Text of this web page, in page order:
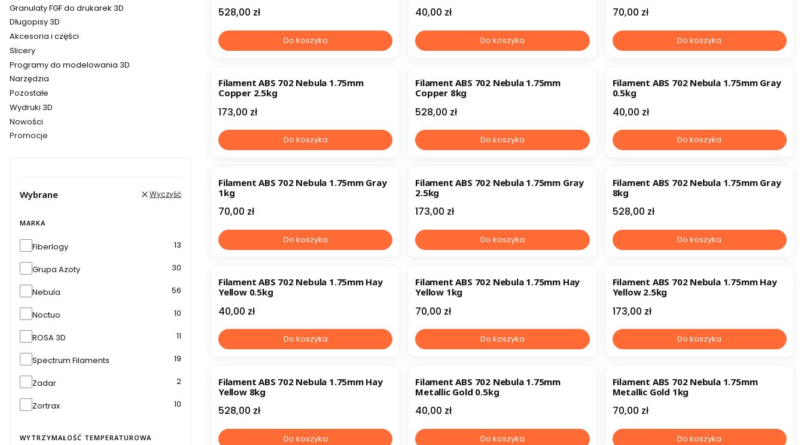
Granulaty FGF do drukarek 3D
Długopisy 3D
Akcesoria i części
Slicery
Programy do modelowania 3D
Narzędzia
Pozostałe
Wydruki 3D
Nowości
Promocje
Wybrane Wyczyść
MARKA
Marka
Fiberlogy 13
Grupa Azoty 30
Nebula 56
Noctuo 10
ROSA 3D 11
Spectrum Filaments 19
Zadar 2
Zortrax 10
WYTRZYMAŁOŚĆ TEMPERATUROWA
Cena
528,00 zł
Do koszyka
Cena
40,00 zł
Do koszyka
Cena
70,00 zł
Do koszyka
Filament ABS 702 Nebula 1.75mm
Copper 2.5kg
Cena
173,00 zł
Do koszyka
Filament ABS 702 Nebula 1.75mm
Copper 8kg
Cena
528,00 zł
Do koszyka
Filament ABS 702 Nebula 1.75mm Gray
0.5kg
Cena
40,00 zł
Do koszyka
Filament ABS 702 Nebula 1.75mm Gray
1kg
Cena
70,00 zł
Do koszyka
Filament ABS 702 Nebula 1.75mm Gray
2.5kg
Cena
173,00 zł
Do koszyka
Filament ABS 702 Nebula 1.75mm Gray
8kg
Cena
528,00 zł
Do koszyka
Filament ABS 702 Nebula 1.75mm Hay
Yellow 0.5kg
Cena
40,00 zł
Do koszyka
Filament ABS 702 Nebula 1.75mm Hay
Yellow 1kg
Cena
70,00 zł
Do koszyka
Filament ABS 702 Nebula 1.75mm Hay
Yellow 2.5kg
Cena
173,00 zł
Do koszyka
Filament ABS 702 Nebula 1.75mm Hay
Yellow 8kg
Cena
528,00 zł
Do koszyka
Filament ABS 702 Nebula 1.75mm
Metallic Gold 0.5kg
Cena
40,00 zł
Do koszyka
Filament ABS 702 Nebula 1.75mm
Metallic Gold 1kg
Cena
70,00 zł
Do koszyka